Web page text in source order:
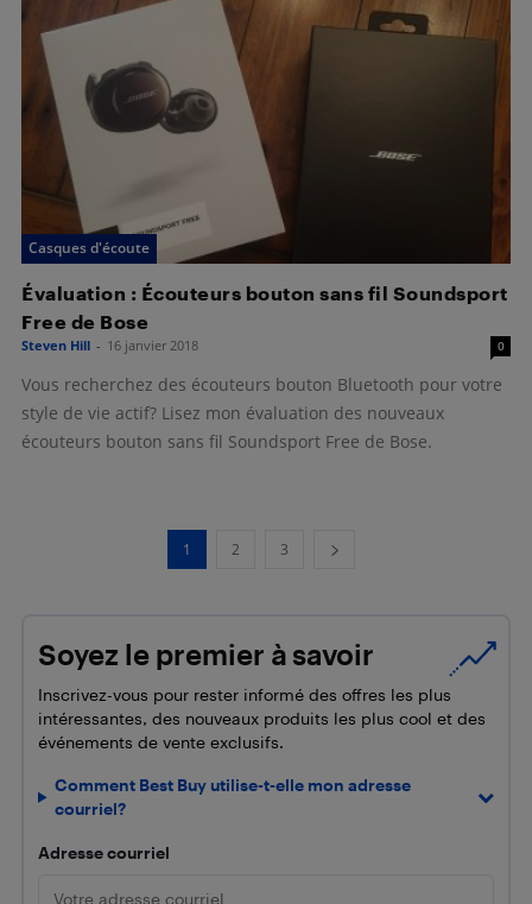
Casques d'écoute
Évaluation : Écouteurs bouton sans fil Soundsport
Free de Bose
Steven Hill - 16 janvier 2018 0
Vous recherchez des écouteurs bouton Bluetooth pour votre
style de vie actif? Lisez mon évaluation des nouveaux
écouteurs bouton sans fil Soundsport Free de Bose.
1 2 3
Soyez le premier à savoir
Inscrivez-vous pour rester informé des offres les plus
intéressantes, des nouveaux produits les plus cool et des
événements de vente exclusifs.
Comment Best Buy utilise-t-elle mon adresse
courriel?
Adresse courriel